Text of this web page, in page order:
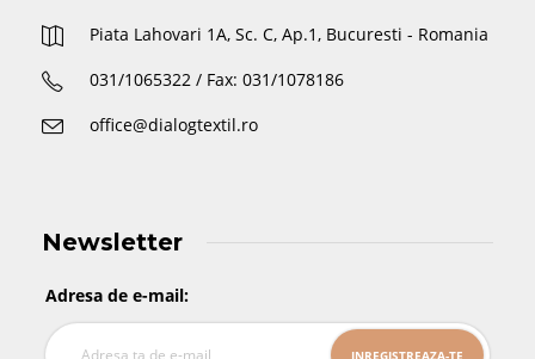
Piata Lahovari 1A, Sc. C, Ap.1, Bucuresti - Romania
031/1065322 / Fax: 031/1078186
office@dialogtextil.ro
Newsletter
Adresa de e-mail: